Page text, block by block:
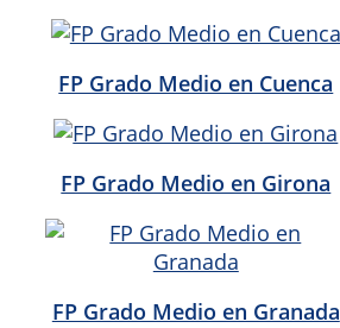
FP Grado Medio en Cuenca
FP Grado Medio en Girona
FP Grado Medio en Granada